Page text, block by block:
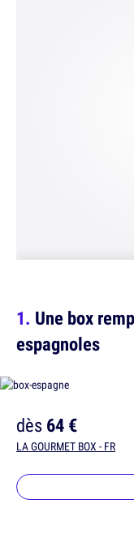
Une box
espagnoles
dès64 €
LA GOURMET BOX - FR